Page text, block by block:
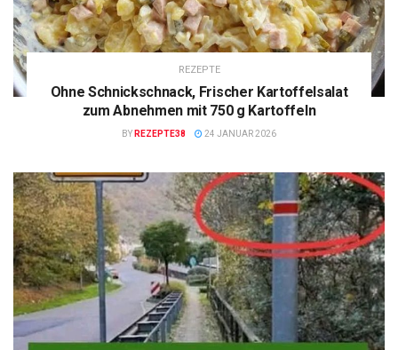
REZEPTE
Ohne Schnickschnack, Frischer Kartoffelsalat
zum Abnehmen mit 750 g Kartoffeln
BY REZEPTE38 24 JANUAR 2026